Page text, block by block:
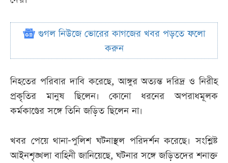
গুগল নিউজে ভোরের কাগজের খবর পড়তে ফলো
করুন
নিহতের পরিবার দাবি করেছে, আঙ্গুর অত্যন্ত দরিদ্র ও নিরীহ
প্রকৃতির মানুষ ছিলেন। কোনো ধরনের অপরাধমূলক
কর্মকাণ্ডের সঙ্গে তিনি জড়িত ছিলেন না।
খবর পেয়ে থানা-পুলিশ ঘটনাস্থল পরিদর্শন করেছে। সংশ্লিষ্ট
আইনশৃঙ্খলা বাহিনী জানিয়েছে, ঘটনার সঙ্গে জড়িতদের শনাক্ত